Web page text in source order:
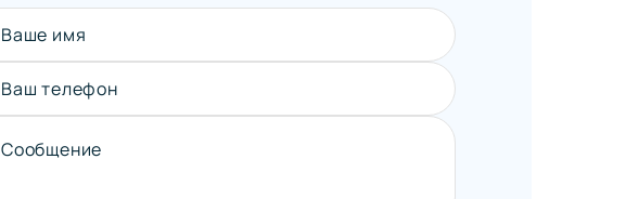
Ваше имя
Ваш телефон
Сообщение